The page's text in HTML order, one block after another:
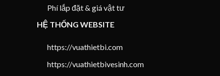
Phí lắp đặt & giá vật tư
HỆ THỐNG WEBSITE
https://vuathietbi.com
https://vuathietbivesinh.com